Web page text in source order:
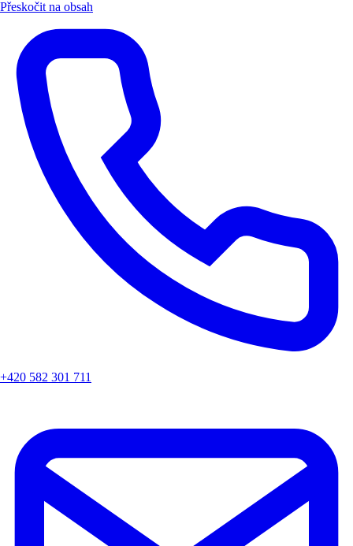
Přeskočit na obsah
+420 582 301 711